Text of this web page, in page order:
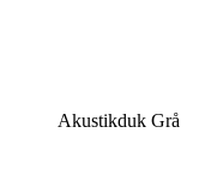
Akustikduk Grå